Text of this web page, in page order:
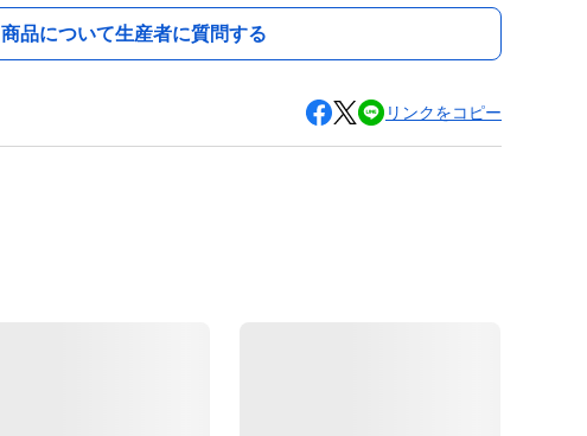
商品について生産者に質問する
リンクをコピー